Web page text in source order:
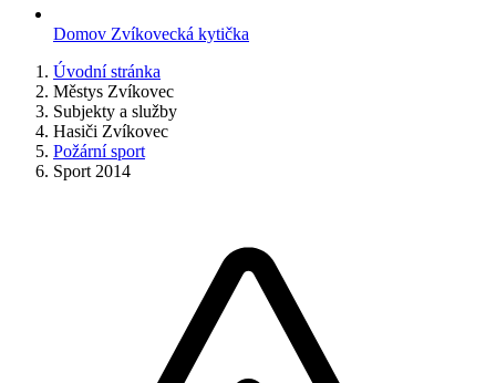
Domov Zvíkovecká kytička
Úvodní stránka
Městys Zvíkovec
Subjekty a služby
Hasiči Zvíkovec
Požární sport
Sport 2014